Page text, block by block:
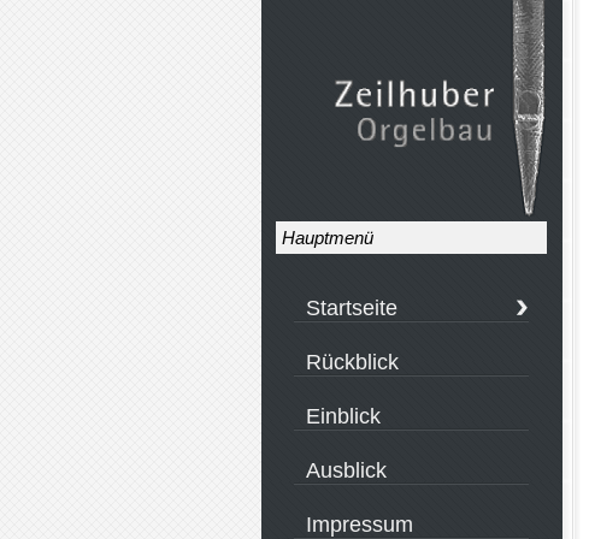
Hauptmenü
Startseite
Rückblick
Einblick
Ausblick
Impressum